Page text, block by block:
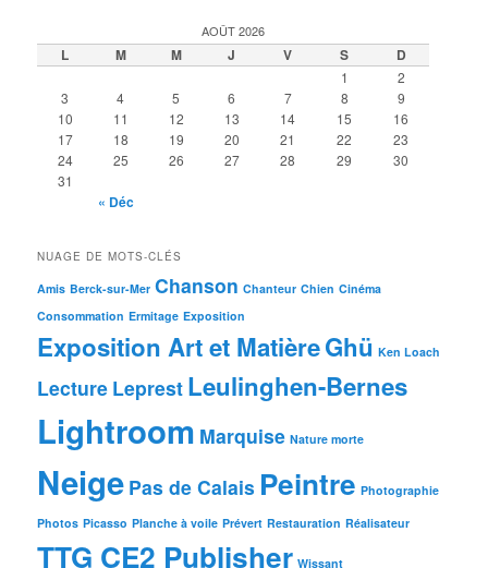
AOÛT 2026
L M M J V S D
1
2
3
4 5 6 7 8
9
10
11 12 13 14 15
16
17
18 19 20 21 22
23
24
25 26 27 28 29
30
31
« Déc
NUAGE DE MOTS-CLÉS
Amis Berck-sur-Mer Chanson Chanteur Chien Cinéma
Consommation Ermitage Exposition
Exposition Art et MatièreGhü Ken Loach
Lecture Leprest Leulinghen-Bernes
Lightroom Marquise Nature morte
Neige Pas de Calais Peintre Photographie
Photos Picasso Planche à voile Prévert Restauration Réalisateur
TTG CE2 Publisher Wissant